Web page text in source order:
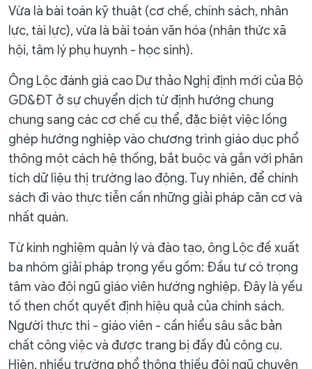
Vừa là bài toán kỹ thuật (cơ chế, chính sách, nhân
lực, tài lực), vừa là bài toán văn hóa (nhận thức xã
hội, tâm lý phụ huynh - học sinh).
Ông Lộc đánh giá cao Dự thảo Nghị định mới của Bộ
GD&ĐT ở sự chuyển dịch từ định hướng chung
chung sang các cơ chế cụ thể, đặc biệt việc lồng
ghép hướng nghiệp vào chương trình giáo dục phổ
thông một cách hệ thống, bắt buộc và gắn với phân
tích dữ liệu thị trường lao động. Tuy nhiên, để chính
sách đi vào thực tiễn cần những giải pháp căn cơ và
nhất quán.
Từ kinh nghiệm quản lý và đào tạo, ông Lộc đề xuất
ba nhóm giải pháp trọng yếu gồm: Đầu tư có trọng
tâm vào đội ngũ giáo viên hướng nghiệp. Đây là yếu
tố then chốt quyết định hiệu quả của chính sách.
Người thực thi - giáo viên - cần hiểu sâu sắc bản
chất công việc và được trang bị đầy đủ công cụ.
Hiện, nhiều trường phổ thông thiếu đội ngũ chuyên